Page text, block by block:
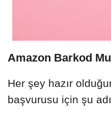
Amazon Barkod
Her şey hazır
başvurusu için şu